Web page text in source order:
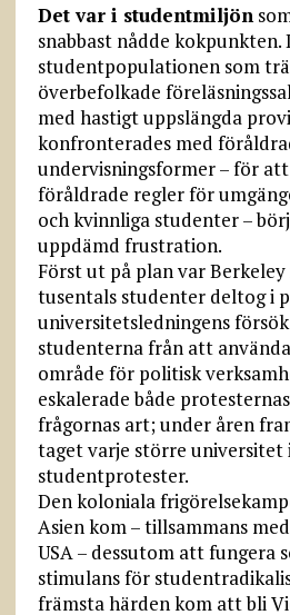
Det var i studentmiljön
snabbast nådde kokpunkten.
studentpopulationen som
överbefolkade
med hastigt uppslängda
konfronterades med
undervisningsformer – för
föråldrade regler för
och kvinnliga studenter –
uppdämd frustration.
Först ut på plan var Berkeley
tusentals studenter deltog i
universitetsledningens
studenterna från att
område för politisk
eskalerade både
frågornas art; under åren
taget varje större universitet
studentprotester.
Den koloniala
Asien kom – tillsammans
USA – dessutom att fungera
stimulans för
främsta härden kom att bli